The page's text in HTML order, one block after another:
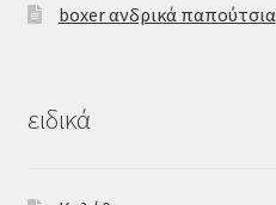
boxer ανδρικά παπούτσια
ειδικά